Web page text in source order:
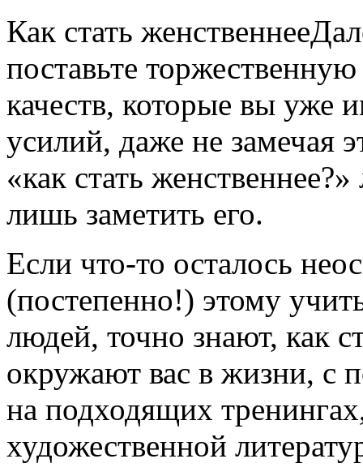
Как стать
поставьте
качеств, которые вы уже
усилий, даже не замечая
«как стать
лишь заметить его.
Если что-то осталось
(постепенно!) этому
людей, точно знают, как
окружают вас в жизни, с
на подходящих
художественной